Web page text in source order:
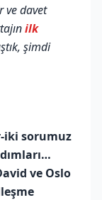
ve davet
ilk
şimdi
iki sorumuz
ve Oslo